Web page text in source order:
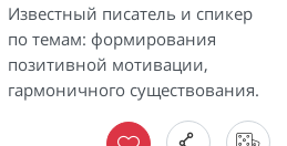
Известный писатель и спикер
по темам: формирования
позитивной мотивации,
гармоничного существования.